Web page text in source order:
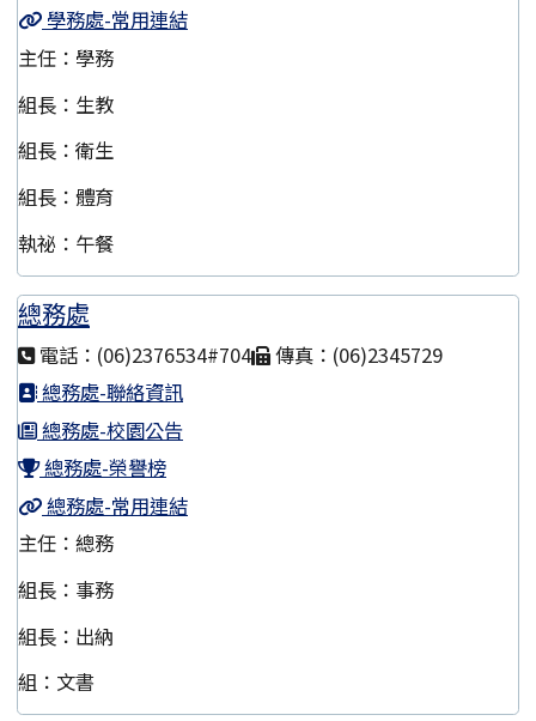
學務處-常用連結
主任：學務
組長：生教
組長：衛生
組長：體育
執祕：午餐
總務處
電話：(06)2376534#704
傳真：(06)2345729
總務處-聯絡資訊
總務處-校園公告
總務處-榮譽榜
總務處-常用連結
主任：總務
組長：事務
組長：出納
組：文書